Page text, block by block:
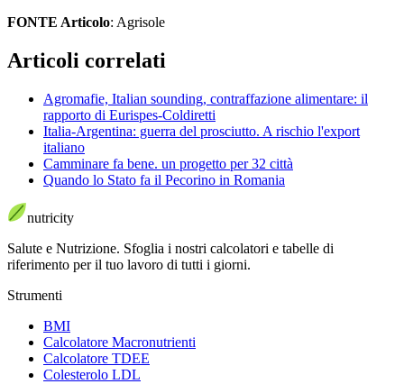
FONTE Articolo: Agrisole
Articoli correlati
Agromafie, Italian sounding, contraffazione alimentare: il
rapporto di Eurispes-Coldiretti
Italia-Argentina: guerra del prosciutto. A rischio l'export
italiano
Camminare fa bene. un progetto per 32 città
Quando lo Stato fa il Pecorino in Romania
nutricity
Salute e Nutrizione. Sfoglia i nostri calcolatori e tabelle di
riferimento per il tuo lavoro di tutti i giorni.
Strumenti
BMI
Calcolatore Macronutrienti
Calcolatore TDEE
Colesterolo LDL